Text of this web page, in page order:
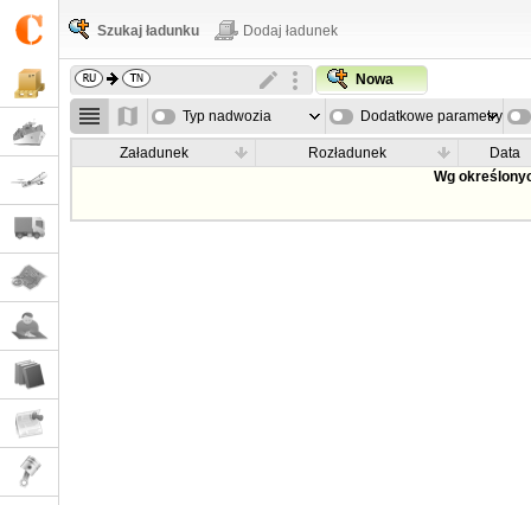
Szukaj ładunku Dodaj ładunek
Nowa
Typ nadwozia Dodatkowe parametry
Załadunek Rozładunek
Data
Wg